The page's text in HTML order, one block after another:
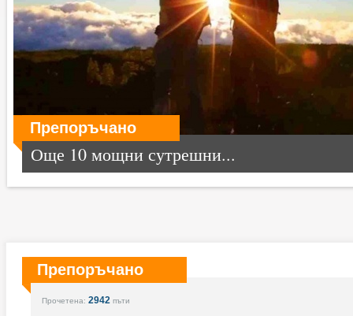
Препоръчано
Още 10 мощни сутрешни...
Препоръчано
Прочетена: 2942 пъти